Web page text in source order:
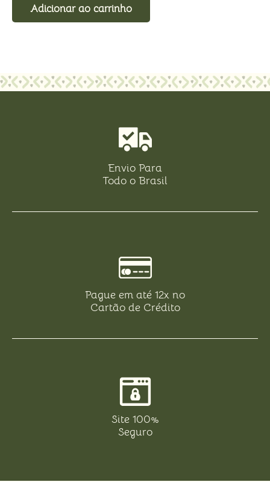
Adicionar ao carrinho
Envio Para
Todo o Brasil
Pague em até 12x no
Cartão de Crédito
Site 100%
Seguro